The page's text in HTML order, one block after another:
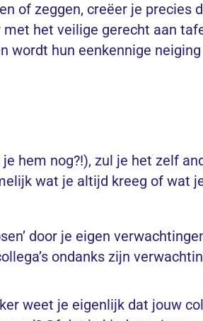
of zeggen, creëer je precies
het veilige gerecht aan
wordt hun eenkennige
hem nog?!), zul je het zelf
wat je altijd kreeg of wat
door je eigen
ondanks zijn
weet je eigenlijk dat jouw